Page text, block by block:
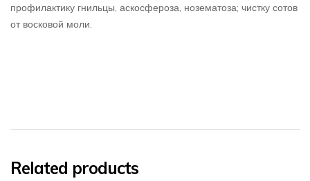
профилактику гнильцы, аскосфероза, нозематоза; чистку сотов
от восковой моли.
Related products